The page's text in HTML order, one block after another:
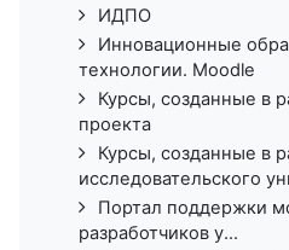
ИДПО
Инновационные
технологии. Moodle
Курсы, созданные в
проекта
Курсы, созданные в
исследовательского
Портал поддержки
разработчиков у...